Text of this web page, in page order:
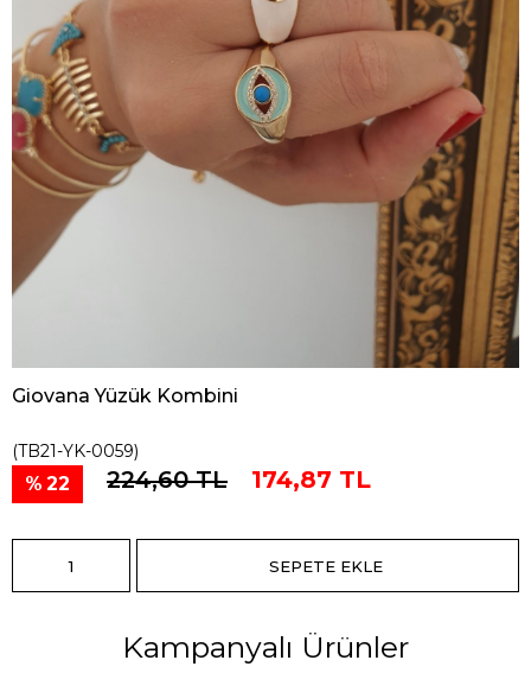
Giovana Yüzük Kombini
(TB21-YK-0059)
22 224,60 TL 174,87 TL
Kampanyalı Ürünler